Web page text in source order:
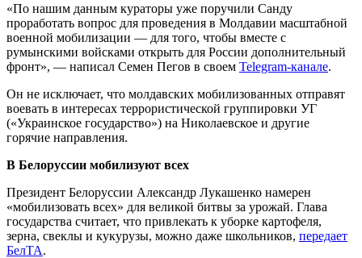
«По нашим данным кураторы уже поручили Санду
проработать вопрос для проведения в Молдавии масштабной
военной мобилизации — для того, чтобы вместе с
румынскими войсками открыть для России дополнительный
фронт», — написал Семен Пегов в своем Telegram-канале.
Он не исключает, что молдавских мобилизованных отправят
воевать в интересах террористической группировки УГ
(«Украинское государство») на Николаевское и другие
горячие направления.
В Белоруссии мобилизуют всех
Президент Белоруссии Александр Лукашенко намерен
«мобилизовать всех» для великой битвы за урожай. Глава
государства считает, что привлекать к уборке картофеля,
зерна, свеклы и кукурузы, можно даже школьников, передает
БелТА.